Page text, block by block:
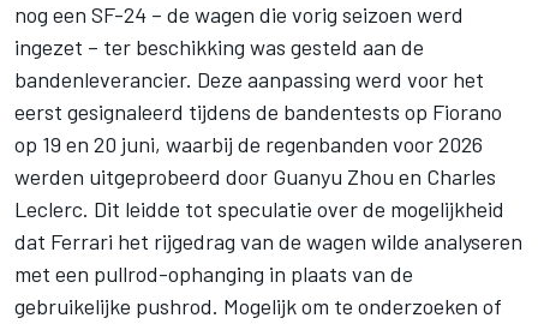
nog een SF-24 – de wagen die vorig seizoen werd
ingezet – ter beschikking was gesteld aan de
bandenleverancier. Deze aanpassing werd voor het
eerst gesignaleerd tijdens de bandentests op Fiorano
op 19 en 20 juni, waarbij de regenbanden voor 2026
werden uitgeprobeerd door Guanyu Zhou en Charles
Leclerc. Dit leidde tot speculatie over de mogelijkheid
dat Ferrari het rijgedrag van de wagen wilde analyseren
met een pullrod-ophanging in plaats van de
gebruikelijke pushrod. Mogelijk om te onderzoeken of